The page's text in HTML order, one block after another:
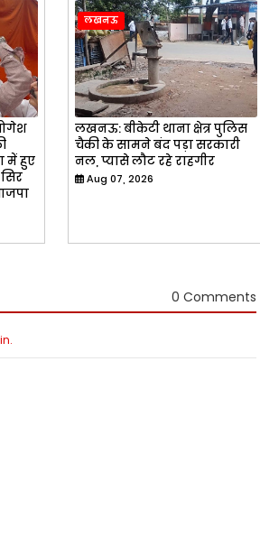
में हुए
लखनऊ
लखनऊ: बीकेटी थाना क्षेत्र पुलिस
चैकी के सामने बंद पड़ा सरकारी
नल, प्यासे लौट रहे राहगीर
Aug 07, 2026
0 Comments